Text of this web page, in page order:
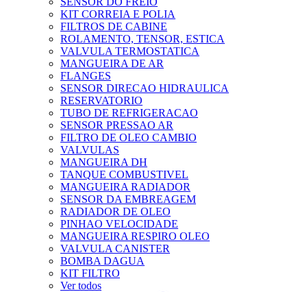
KIT CORREIA E POLIA
FILTROS DE CABINE
ROLAMENTO, TENSOR, ESTICA
VALVULA TERMOSTATICA
MANGUEIRA DE AR
FLANGES
SENSOR DIRECAO HIDRAULICA
RESERVATORIO
TUBO DE REFRIGERACAO
SENSOR PRESSAO AR
FILTRO DE OLEO CAMBIO
VALVULAS
MANGUEIRA DH
TANQUE COMBUSTIVEL
MANGUEIRA RADIADOR
SENSOR DA EMBREAGEM
RADIADOR DE OLEO
PINHAO VELOCIDADE
MANGUEIRA RESPIRO OLEO
VALVULA CANISTER
BOMBA DAGUA
KIT FILTRO
Ver todos